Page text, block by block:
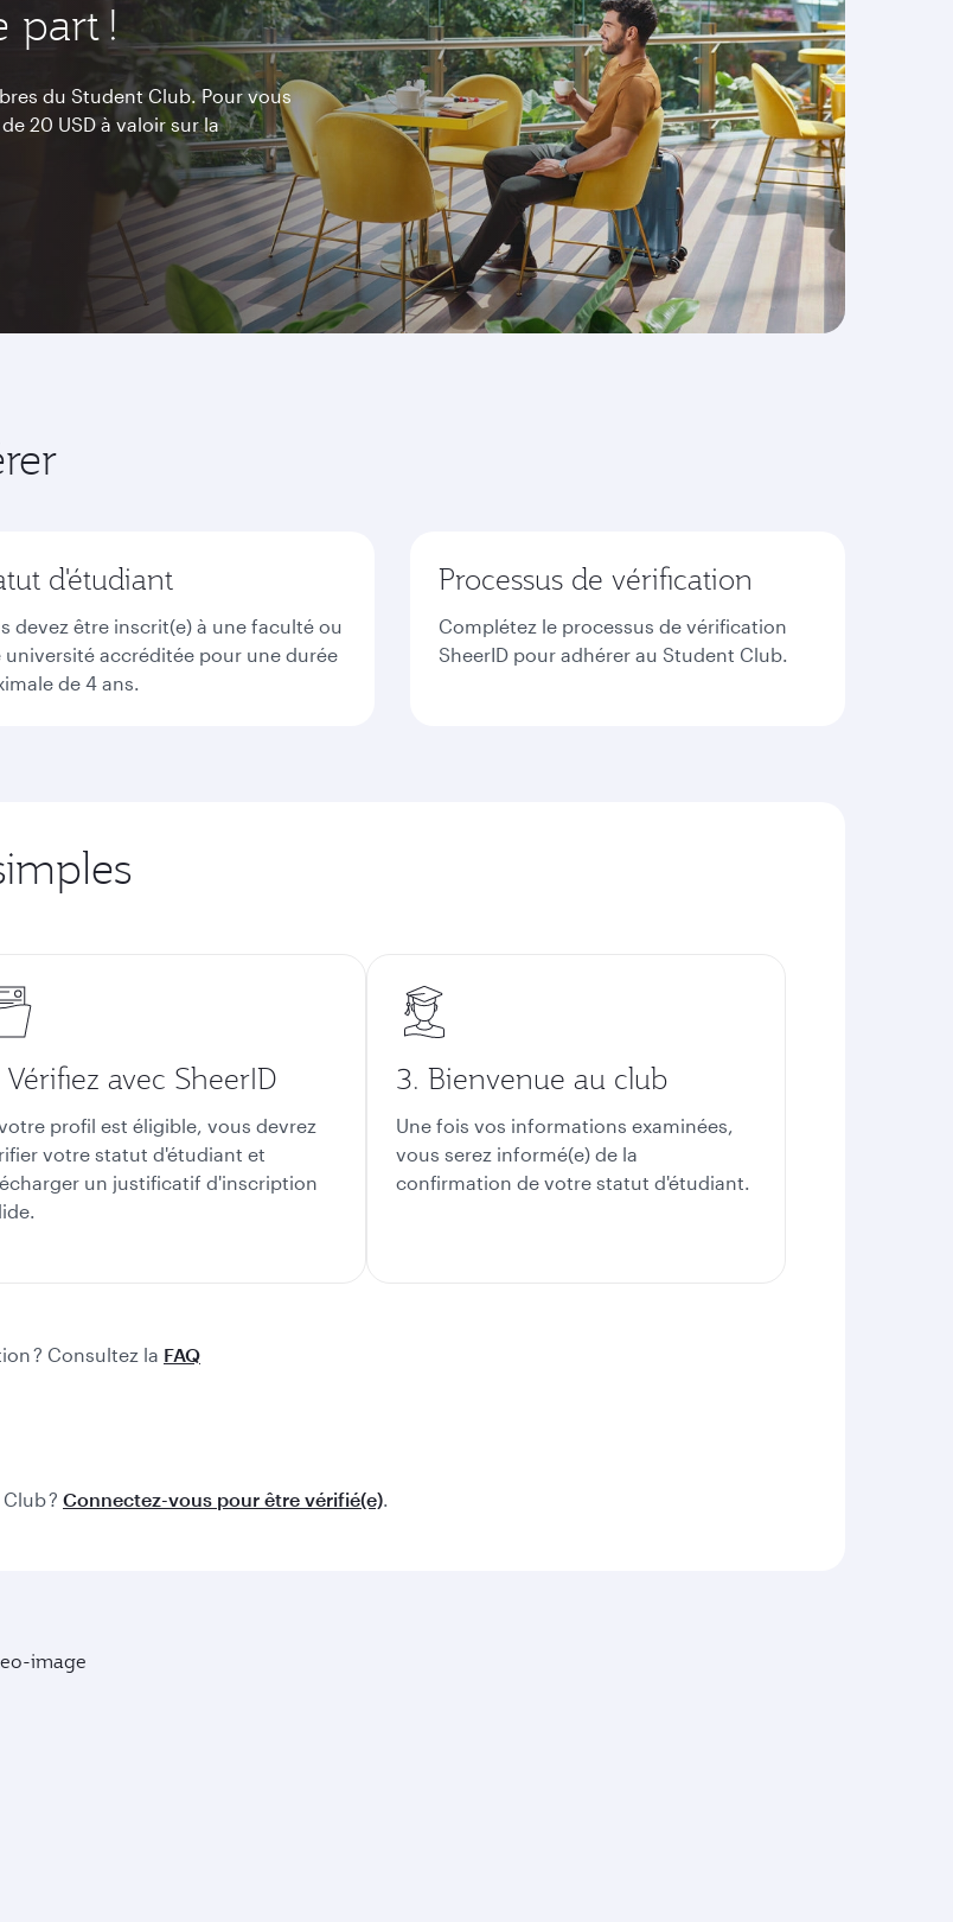
part !
du Student Club. Pour vous
20 USD à valoir sur la
d'étudiant
devez être inscrit(e) à une faculté ou
université accréditée pour une durée
de 4 ans.
Processus de vérification
Complétez le processus de vérification
SheerID pour adhérer au Student Club.
Vérifiez avec SheerID
profil est éligible, vous devrez
votre statut d'étudiant et
un justificatif d'inscription
3. Bienvenue au club
Une fois vos informations examinées,
vous serez informé(e) de la
confirmation de votre statut d'étudiant.
? Consultez la FAQ
? Connectez-vous pour être vérifié(e).